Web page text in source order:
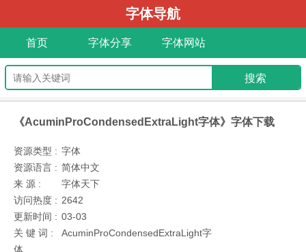
字体导航
首页 字体分享 字体网站
《AcuminProCondensedExtraLight字体》字体下载
资源类型 : 字体
资源语言 : 简体中文
来 源 :
字体天下
访问热度 : 2642
更新时间 : 03-03
关 键 词 :
AcuminProCondensedExtraLight字
体